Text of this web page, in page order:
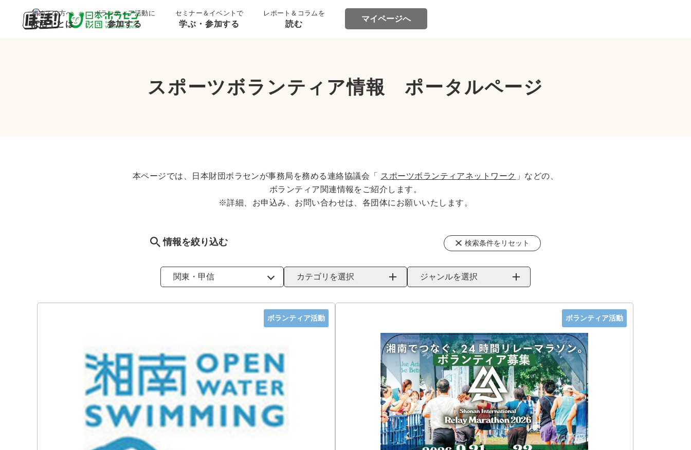
初めての方へ
ぼ活！とは
ボランティア活動に
参加する
セミナー＆イベントで
学ぶ・参加する
レポート＆コラムを
読む
マイページへ
スポーツボランティア情報 ポータルページ
本ページでは、日本財団ボラセンが事務局を務める連絡協議会「 スポーツボランティアネットワーク 」などの、
ボランティア関連情報をご紹介します。
※詳細、お申込み、お問い合わせは、各団体にお願いいたします。
情報を絞り込む 検索条件をリセット
カテゴリを選択 ジャンルを選択
ボランティア活動 ボランティア活動